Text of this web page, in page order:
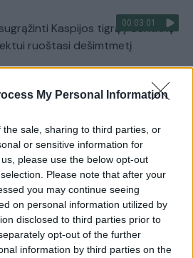
My Personal Information
sale, sharing to third parties, or
or sensitive information for
please use the below opt-out
Please note that after your
you may continue seeing
on personal information utilized by
disclosed to third parties prior to
opt-out of the further
information by third parties on the
00:03:01
Kaspijos tigrą į Centrinę
ruoštasi dešimtmetį
paruošimo būdą
Visi įrašai